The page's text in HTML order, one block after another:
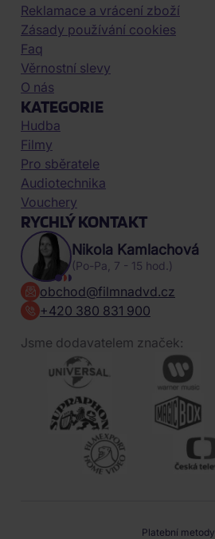
Reklamace a vrácení zboží
Zásady používání cookies
Faq
Věrnostní slevy
O nás
KATEGORIE
Hudba
Filmy
Pro sběratele
Audiotechnika
Vouchery
RYCHLÝ KONTAKT
Nikola Kamlachová
(Po-Pa, 7 - 15 hod.)
obchod@filmnadvd.cz
+420 380 831 900
Jsme dodavatelem značek:
Platební metody